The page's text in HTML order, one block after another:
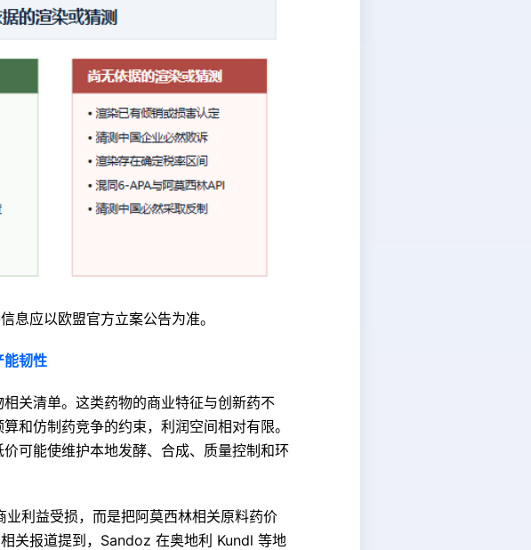
息应以欧盟官方立案公告为准。
能韧性
关清单。这类药物的商业特征与创新药不
和仿制药竞争的约束，利润空间相对有限。
可能使维护本地发酵、合成、质量控制和环
利益受损，而是把阿莫西林相关原料药价
关报道提到，Sandoz 在奥地利 Kundl 等地